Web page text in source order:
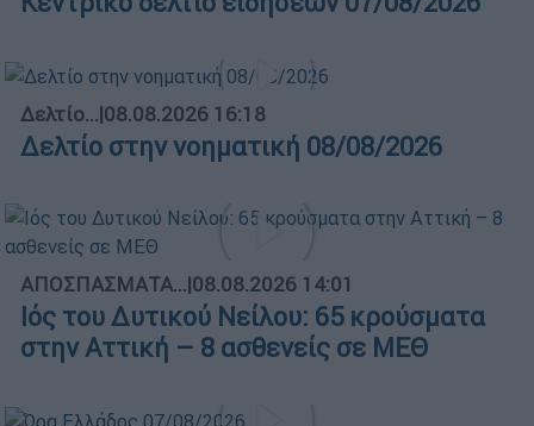
Δελτίο...|08.08.2026 16:18
Δελτίο στην νοηματική 08/08/2026
ΑΠΟΣΠΑΣΜΑΤΑ...|08.08.2026 14:01
Ιός του Δυτικού Νείλου: 65 κρούσματα
στην Αττική – 8 ασθενείς σε ΜΕΘ